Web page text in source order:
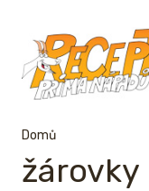
Domů
žárovky